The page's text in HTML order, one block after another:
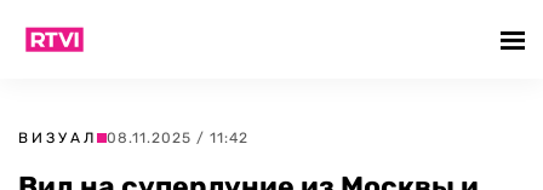
ВИЗУАЛ 08.11.2025 / 11:42